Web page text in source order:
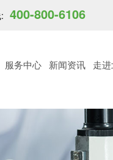
段无线接入设... 加拿大
400-800-6106
服务中心 新闻资讯 走